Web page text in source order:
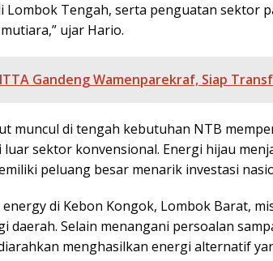
Lombok Tengah, serta penguatan sektor
ujar Hario.
Gandeng Wamenparekraf, Siap
muncul di tengah kebutuhan NTB
sektor konvensional. Energi hijau
peluang besar menarik investasi
di Kebon Kongok, Lombok Barat,
daerah. Selain menangani persoalan
menghasilkan energi alternatif